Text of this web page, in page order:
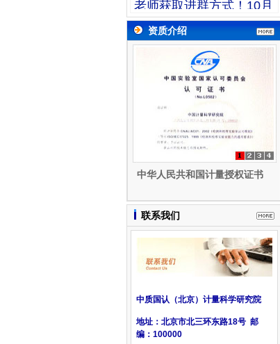
28日至11月2日举办的实
验室三证内审员培训，将
在钉钉群进行。请已经报
名的学员 联系业务老师获
取进群方式！
资质介绍
中华人民共和国计量授权证书
联系我们
中质国认（北京）计量科学研究院
地址：北京市北三环东路18号 邮
编：100000